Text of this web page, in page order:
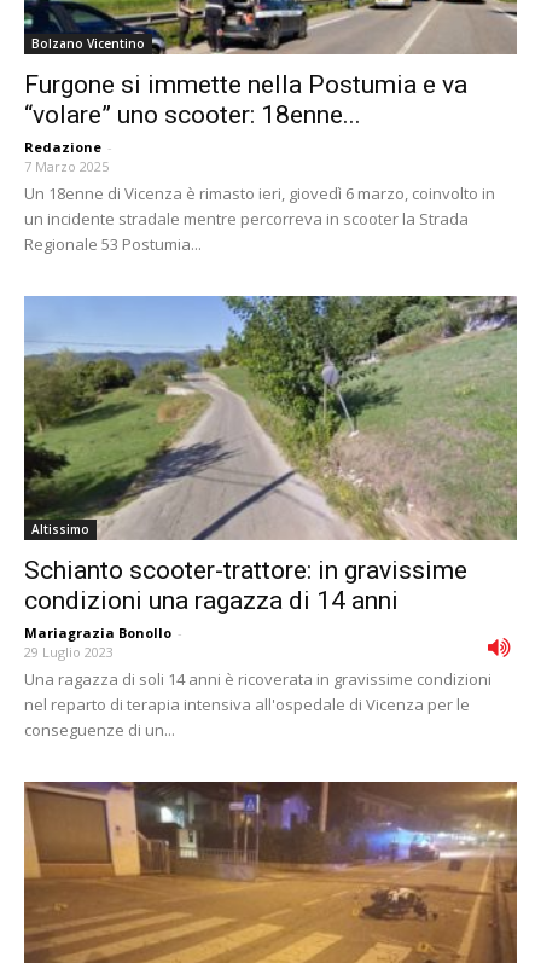
Bolzano Vicentino
Furgone si immette nella Postumia e va
“volare” uno scooter: 18enne...
Redazione -
7 Marzo 2025
Un 18enne di Vicenza è rimasto ieri, giovedì 6 marzo, coinvolto in
un incidente stradale mentre percorreva in scooter la Strada
Regionale 53 Postumia...
Altissimo
Schianto scooter-trattore: in gravissime
condizioni una ragazza di 14 anni
Mariagrazia Bonollo -
29 Luglio 2023
Una ragazza di soli 14 anni è ricoverata in gravissime condizioni
nel reparto di terapia intensiva all'ospedale di Vicenza per le
conseguenze di un...